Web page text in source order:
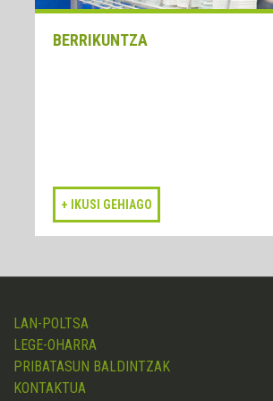
BERRIKUNTZA
LAN-POLTSA
LEGE-OHARRA
PRIBATASUN BALDINTZAK
KONTAKTUA